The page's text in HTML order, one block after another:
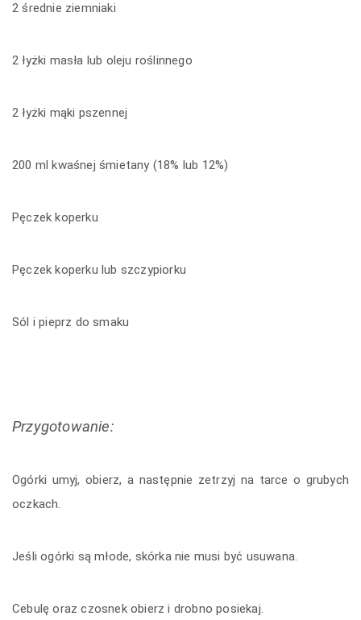
2 średnie ziemniaki
2 łyżki masła lub oleju roślinnego
2 łyżki mąki pszennej
200 ml kwaśnej śmietany (18% lub 12%)
Pęczek koperku
Pęczek koperku lub szczypiorku
Sól i pieprz do smaku
Przygotowanie:
Ogórki umyj, obierz, a następnie zetrzyj na tarce o grubych
oczkach.
Jeśli ogórki są młode, skórka nie musi być usuwana.
Cebulę oraz czosnek obierz i drobno posiekaj.